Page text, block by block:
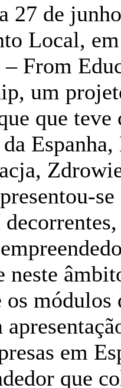
27 de
Local,
From
um
que teve
neste
os
em
que